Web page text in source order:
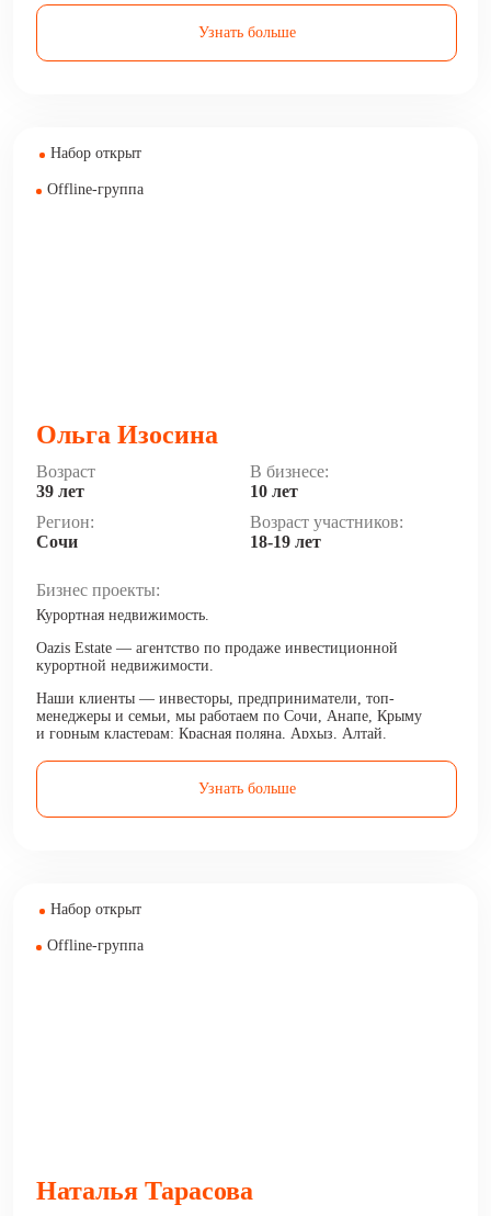
Узнать больше
Набор открыт
Offline-группа
Ольга Изосина
Возраст
39 лет
В бизнесе:
10 лет
Регион:
Сочи
Возраст участников:
18-19 лет
Бизнес проекты:
Курортная недвижимость.
Oazis Estate — агентство по продаже инвестиционной
курортной недвижимости.
Наши клиенты — инвесторы, предприниматели, топ-
менеджеры и семьи, мы работаем по Сочи, Анапе, Крыму
и горным кластерам: Красная поляна, Архыз, Алтай.
и доход.
Узнать больше
Набор открыт
Offline-группа
Наталья Тарасова